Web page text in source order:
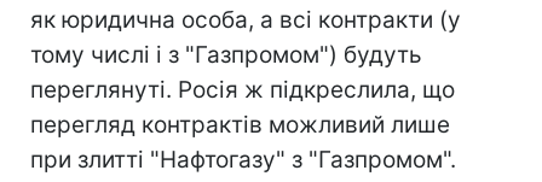
як юридична особа, а всі контракти (у
тому числі і з "Газпромом") будуть
переглянуті. Росія ж підкреслила, що
перегляд контрактів можливий лише
при злитті "Нафтогазу" з "Газпромом".